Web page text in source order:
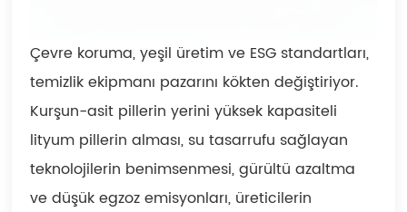
Çevre koruma, yeşil üretim ve ESG standartları,
temizlik ekipmanı pazarını kökten değiştiriyor.
Kurşun-asit pillerin yerini yüksek kapasiteli
lityum pillerin alması, su tasarrufu sağlayan
teknolojilerin benimsenmesi, gürültü azaltma
ve düşük egzoz emisyonları, üreticilerin